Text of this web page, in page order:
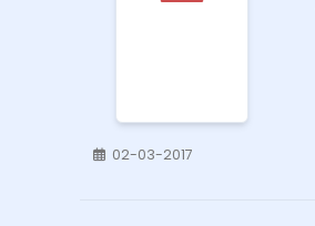
02-03-2017